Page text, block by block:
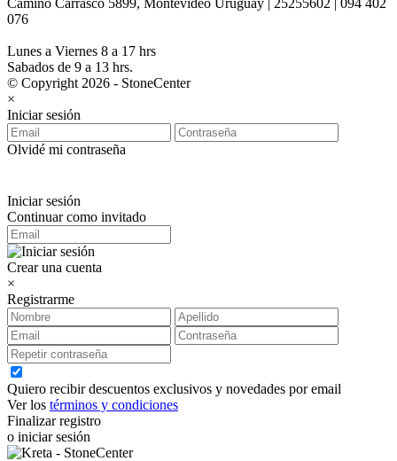
Camino Carrasco 5899, Montevideo Uruguay | 25255602 | 094 402
076
Lunes a Viernes 8 a 17 hrs
Sabados de 9 a 13 hrs.
© Copyright 2026 - StoneCenter
×
Iniciar sesión
Olvidé mi contraseña
Iniciar sesión
Continuar como invitado
Crear una cuenta
×
Registrarme
Quiero recibir descuentos exclusivos y novedades por email
Ver los términos y condiciones
Finalizar registro
o iniciar sesión